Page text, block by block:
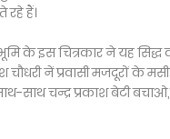
हैं।
के इस चित्रकार ने यह सिद्ध
चौधरी नें प्रवासी मजदूरों
साथ चन्द्र प्रकाश बेटी